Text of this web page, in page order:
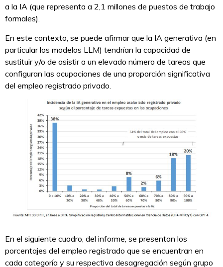
a la IA (que representa a 2,1 millones de puestos de trabajo
formales).
En este contexto, se puede afirmar que la IA generativa (en
particular los modelos LLM) tendrían la capacidad de
sustituir y/o de asistir a un elevado número de tareas que
configuran las ocupaciones de una proporción significativa
del empleo registrado privado.
En el siguiente cuadro, del informe, se presentan los
porcentajes del empleo registrado que se encuentran en
cada categoría y su respectiva desagregación según grupo